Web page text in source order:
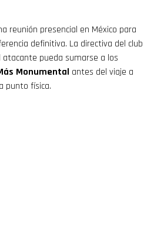
reunión presencial en México para
definitiva. La directiva del club
atacante pueda sumarse a los
Monumental antes del viaje a
punto física.